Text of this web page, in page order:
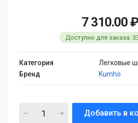
7 310.00
Доступно для заказа:
Категория
Легковые
Бренд
Kumho
Добавить в